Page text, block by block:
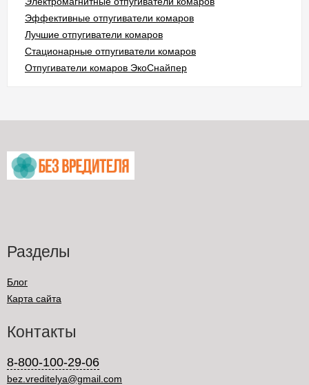
Эффективные отпугиватели комаров
Лучшие отпугиватели комаров
Стационарные отпугиватели комаров
Отпугиватели комаров ЭкоСнайпер
Разделы
Блог
Карта сайта
Контакты
8-800-100-29-06
bez.vreditelya@gmail.com